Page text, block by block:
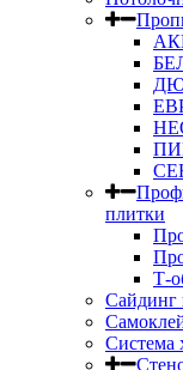
плитки
Т-
Сайдинг